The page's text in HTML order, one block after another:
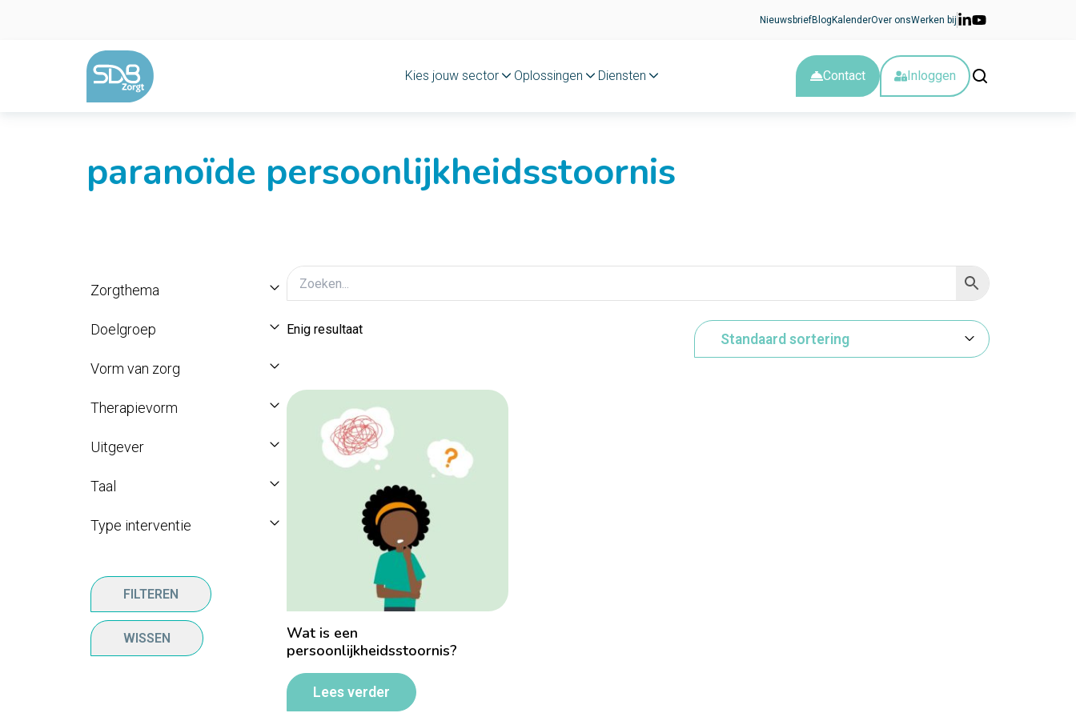
NieuwsbriefBlog KalenderOver onsWerken bij
Kies jouw sector Oplossingen Diensten Contact Inloggen
paranoïde persoonlijkheidsstoornis
Zorgthema
Doelgroep
Vorm van zorg
Therapievorm
Uitgever
Taal
Type interventie
FILTEREN
WISSEN
Enig resultaat
Wat is een
persoonlijkheidsstoornis?
Lees verder